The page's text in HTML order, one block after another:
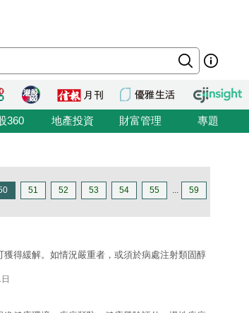
360 地產投資 財富管理 專題
51 52 53 54 55 ... 59
獲得緩解。如情況嚴重者，或須於病處注射類固醇